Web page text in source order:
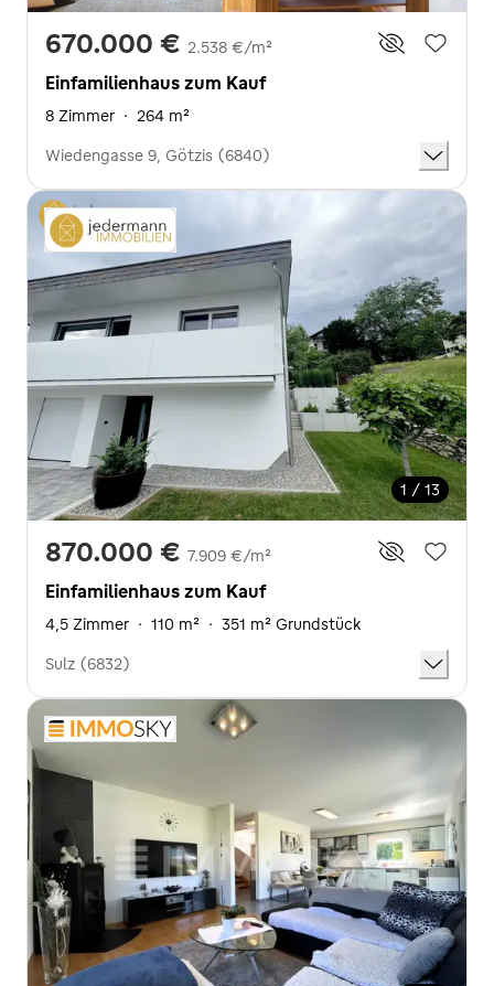
670.000 € 2.538 €/m²
Einfamilienhaus zum Kauf
8 Zimmer · 264 m²
Wiedengasse 9, Götzis (6840)
1 / 13
870.000 € 7.909 €/m²
Einfamilienhaus zum Kauf
4,5 Zimmer · 110 m² · 351 m² Grundstück
Sulz (6832)